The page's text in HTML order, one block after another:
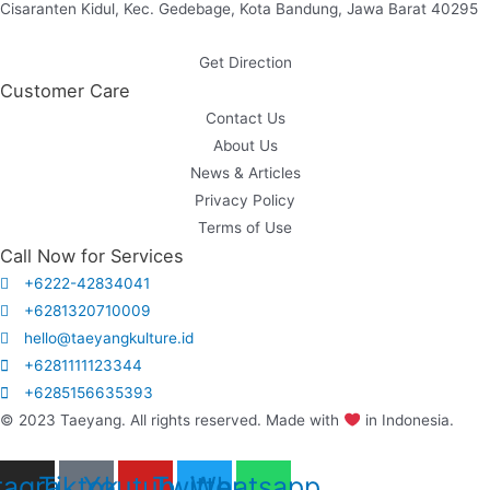
Cisaranten Kidul, Kec. Gedebage, Kota Bandung, Jawa Barat 40295
Get Direction
Customer Care
Contact Us
About Us
News & Articles
Privacy Policy
Terms of Use
Call Now for Services
+6222-42834041
+6281320710009
hello@taeyangkulture.id
+6281111123344
+6285156635393
© 2023 Taeyang. All rights reserved. Made with
in Indonesia.